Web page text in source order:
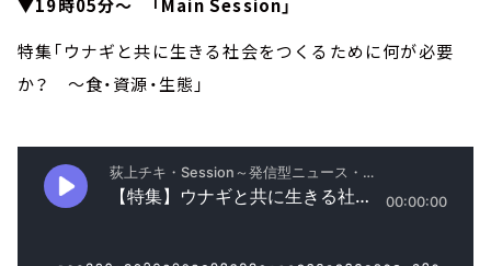
▼19時05分～ 「Main Session」
特集「ウナギと共に生きる社会をつくるために何が必要
か？ ～食・資源・生態」